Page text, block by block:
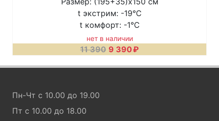
t экстрим: -19°C
t комфорт: -1°C
нет в наличии
11 390 9 390₽
Пн-Чт с 10.00 до 19.00
Пт с 10.00 до 18.00